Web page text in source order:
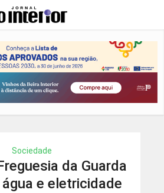
Sociedade
da Guarda
e eletricidade